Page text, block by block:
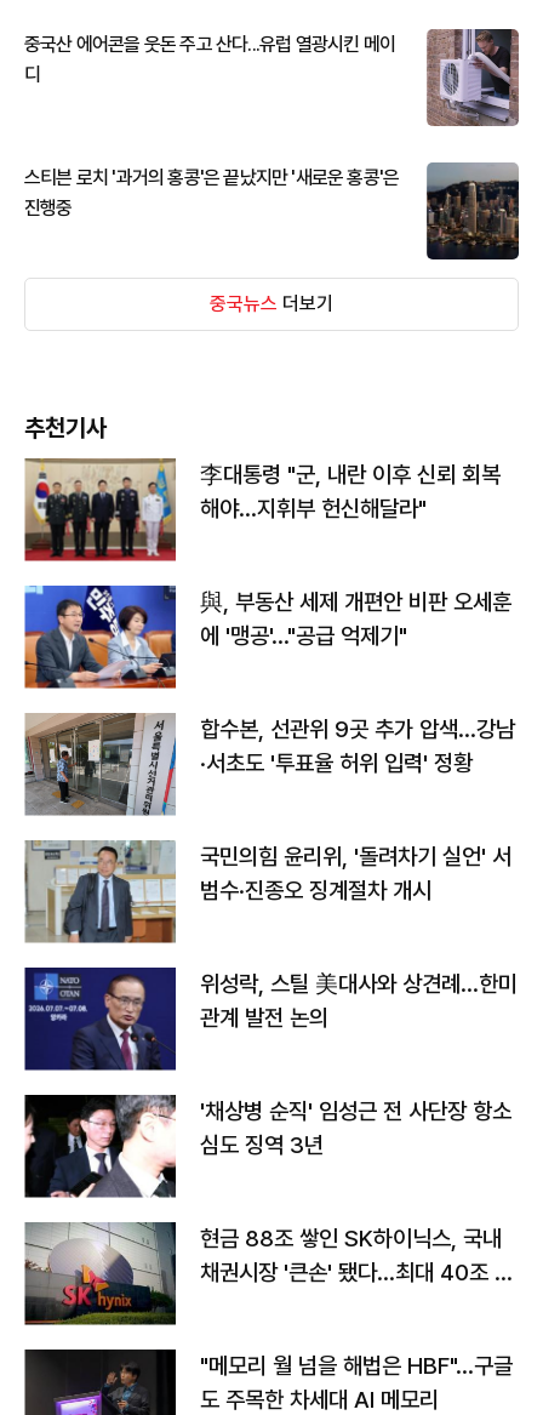
중국산 에어콘을 웃돈 주고 산다...유럽 열광시킨 메이
디
스티븐 로치 '과거의 홍콩'은 끝났지만 '새로운 홍콩'은
진행중
중국뉴스 더보기
추천기사
李대통령 "군, 내란 이후 신뢰 회복
해야…지휘부 헌신해달라"
與, 부동산 세제 개편안 비판 오세훈
에 '맹공'…"공급 억제기"
합수본, 선관위 9곳 추가 압색…강남
·서초도 '투표율 허위 입력' 정황
국민의힘 윤리위, '돌려차기 실언' 서
범수·진종오 징계절차 개시
위성락, 스틸 美대사와 상견례…한미
관계 발전 논의
'채상병 순직' 임성근 전 사단장 항소
심도 징역 3년
현금 88조 쌓인 SK하이닉스, 국내
채권시장 '큰손' 됐다…최대 40조 투
"메모리 월 넘을 해법은 HBF"…구글
도 주목한 차세대 AI 메모리